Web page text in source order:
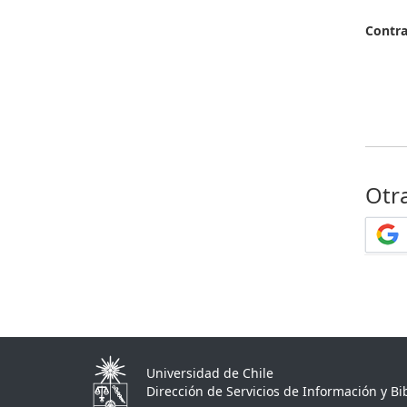
Universidad de Chile
Dirección de Servicios de Información y